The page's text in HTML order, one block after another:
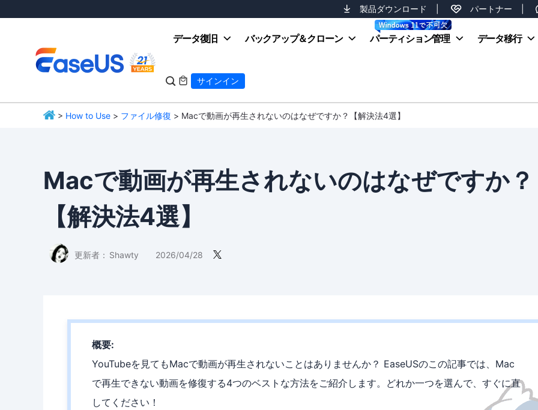
製品ダウンロード パートナー
データ復旧 バックアップ＆クローン パーティション管理 データ移行
  サインイン
> How to Use > ファイル修復 > Macで動画が再生されないのはなぜですか？【解決法4選】
Macで動画が再生されないのはなぜですか？
【解決法4選】
更新者： Shawty 2026/04/28 
概要:
YouTubeを見てもMacで動画が再生されないことはありませんか？ EaseUSのこの記事では、Mac
で再生できない動画を修復する4つのベストな方法をご紹介します。どれか一つを選んで、すぐに直
してください！